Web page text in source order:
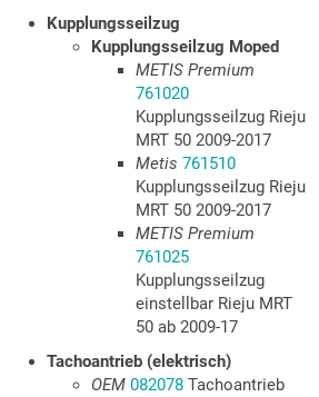
Kupplungsseilzug
Kupplungsseilzug Moped
METIS Premium
761020
Kupplungsseilzug Rieju
MRT 50 2009-2017
Metis 761510
Kupplungsseilzug Rieju
MRT 50 2009-2017
METIS Premium
761025
Kupplungsseilzug
einstellbar Rieju MRT
50 ab 2009-17
Tachoantrieb (elektrisch)
OEM 082078Tachoantrieb